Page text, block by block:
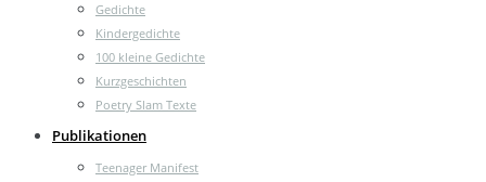
Gedichte
Kindergedichte
100 kleine Gedichte
Kurzgeschichten
Poetry Slam Texte
Publikationen
Teenager Manifest